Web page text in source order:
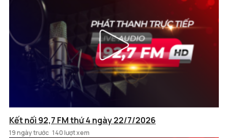
Kết nối 92,7 FM thứ 4 ngày 22/7/2026
19 ngày trước 140 lượt xem